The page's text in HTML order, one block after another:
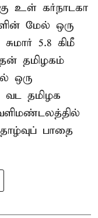
உள் கர்நாடகா
மேல் ஒரு
5.8 கிமீ
தமிழகம்
ஒரு
வட தமிழக
பாதை